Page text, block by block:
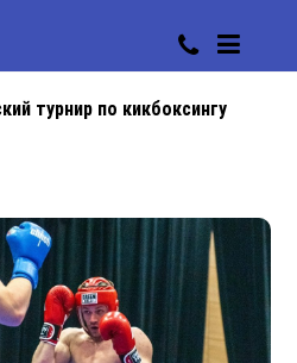
турнир по кикбоксингу